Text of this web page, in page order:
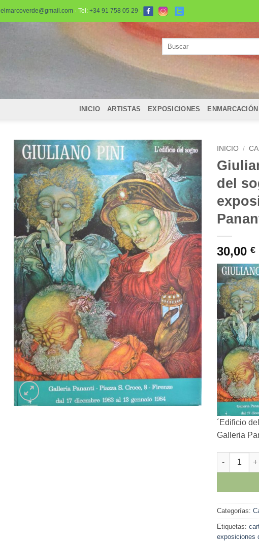
elmarcoverde@gmail.com · Tel: +34 91 758 05 29 ·
INICIO ARTISTAS EXPOSICIONES ENMARCACIÓN
INICIO /
del
30,00€
´Edificio
Galleria
Giuliano
Categorías:
Etiquetas:
exposiciones